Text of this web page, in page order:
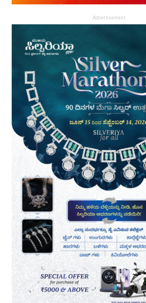
Advertisement